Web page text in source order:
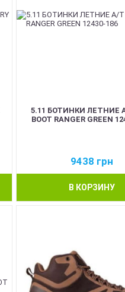
5.11 БОТИНКИ ЛЕТНИЕ
BOOT RANGER GREEN
9438 грн
В КОРЗИНУ